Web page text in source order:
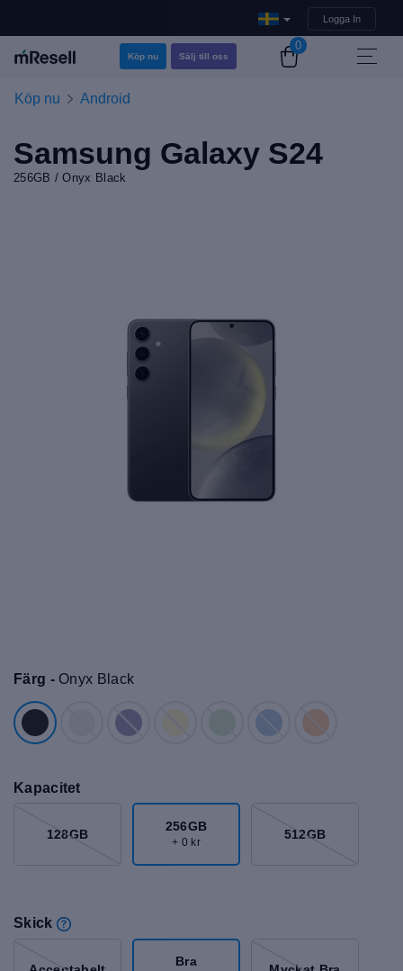
Logga In
Köp nu Sälj till oss
0
Köp nu Android
Samsung Galaxy S24
256GB / Onyx Black
Färg - Onyx Black
Kapacitet
128GB
256GB
+ 0 kr
512GB
Skick
Bra